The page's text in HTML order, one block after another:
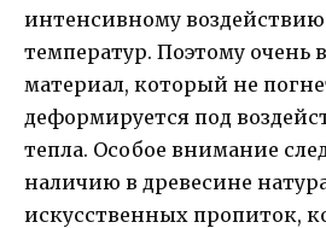
интенсивному
температур. Поэтому очень
материал, который не
деформируется под
тепла. Особое внимание
наличию в древесине
искусственных пропиток,